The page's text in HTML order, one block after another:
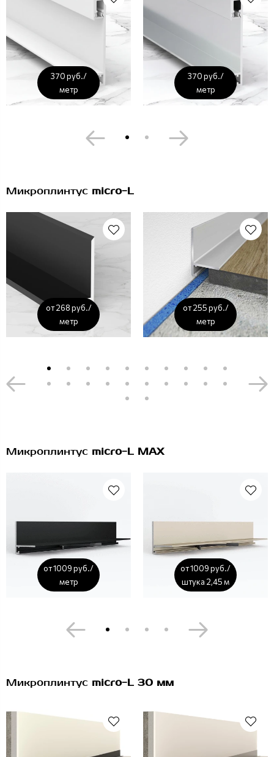
370 руб./
метр
370 руб./
метр
Микроплинтус micro-L
от 268 руб./
метр
от 255 руб./
метр
Микроплинтус micro-L MAX
от 1009 руб./
метр
от 1009 руб./
штука 2,45 м
Микроплинтус micro-L 30 мм